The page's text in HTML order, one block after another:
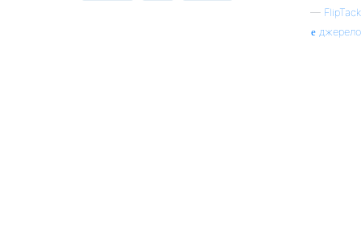
— FlipTack
джерело